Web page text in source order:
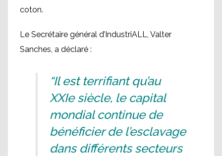
coton.
Le Secrétaire général d’IndustriALL, Valter
Sanches, a déclaré :
“Il est terrifiant qu’au
XXIe siècle, le capital
mondial continue de
bénéficier de l’esclavage
dans différents secteurs